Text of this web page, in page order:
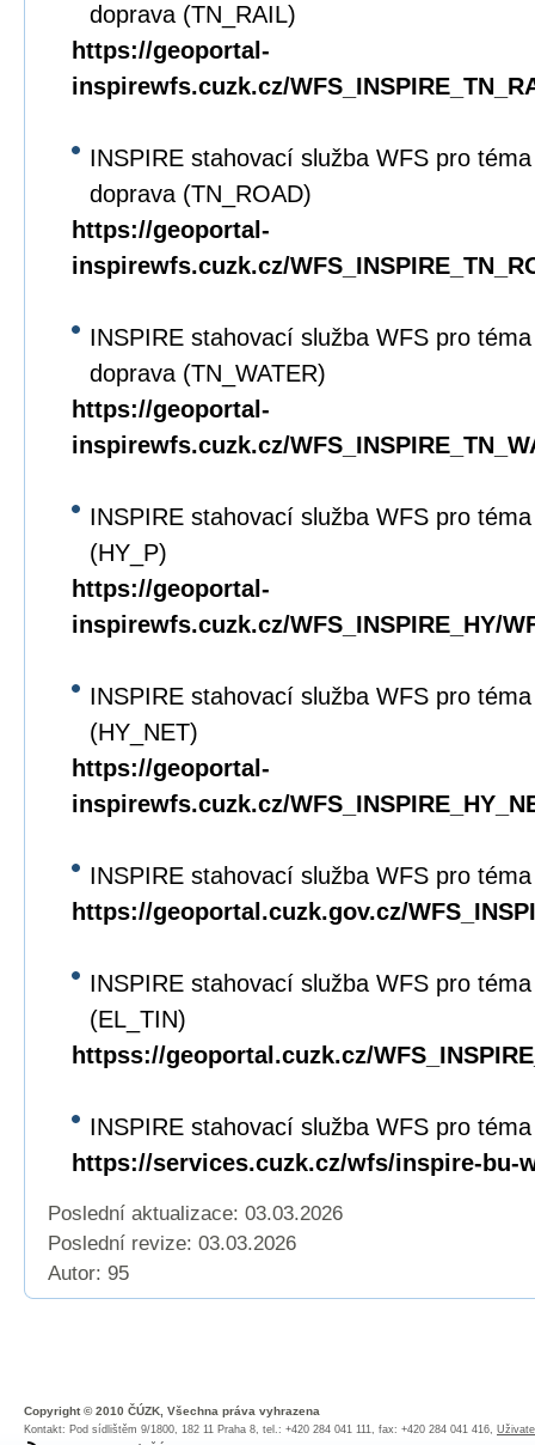
doprava (TN_RAIL)
https://geoportal-
inspirewfs.cuzk.cz/
INSPIRE stahovací služba WFS pro
doprava (TN_ROAD)
https://geoportal-
inspirewfs.cuzk.cz/
INSPIRE stahovací služba WFS pro
doprava (TN_WATER)
https://geoportal-
inspirewfs.cuzk.cz/
INSPIRE stahovací služba WFS pro
(HY_P)
https://geoportal-
inspirewfs.cuzk.cz/WFS_INSPIRE_HY/
INSPIRE stahovací služba WFS pro
(HY_NET)
https://geoportal-
inspirewfs.cuzk.cz/
INSPIRE stahovací služba WFS pro
https://geoportal.cuzk.gov.cz/
INSPIRE stahovací služba WFS pro
(EL_TIN)
httpss://geoportal.cuzk.cz/
INSPIRE stahovací služba WFS pro
https://services.cuzk.cz/wfs/inspire-bu-
Poslední aktualizace: 03.03.2026
Poslední revize: 03.03.2026
Autor: 95
Copyright © 2010 ČÚZK, Všechna práva vyhrazena
Kontakt: Pod sídlištěm 9/1800, 182 11 Praha 8, tel.: +420 284 041 111, fax: +420 284 041 416,